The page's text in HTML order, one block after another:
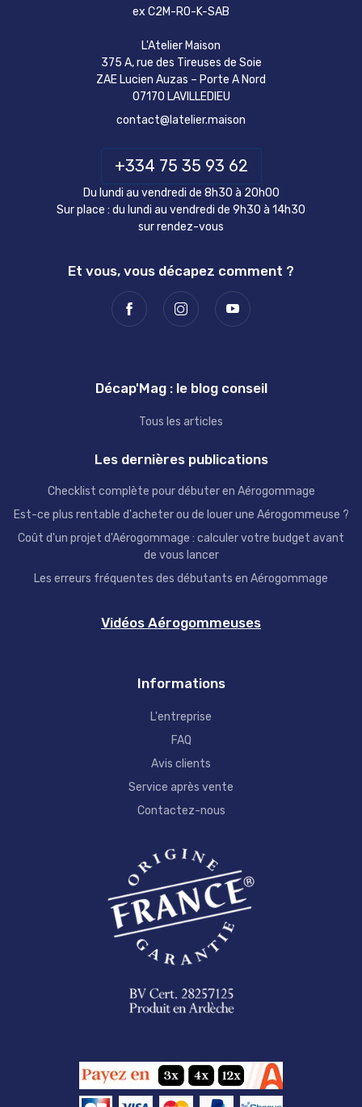
ex C2M-RO-K-SAB
L'Atelier Maison
375 A, rue des Tireuses de Soie
ZAE Lucien Auzas – Porte A Nord
07170 LAVILLEDIEU
contact@latelier.maison
+334 75 35 93 62
Du lundi au vendredi de 8h30 à 20h00
Sur place : du lundi au vendredi de 9h30 à 14h30
sur rendez-vous
Et vous, vous décapez comment ?
Décap'Mag : le blog conseil
Tous les articles
Les dernières publications
Checklist complète pour débuter en Aérogommage
Est-ce plus rentable d'acheter ou de louer une Aérogommeuse ?
Coût d'un projet d'Aérogommage : calculer votre budget avant
de vous lancer
Les erreurs fréquentes des débutants en Aérogommage
Vidéos Aérogommeuses
Informations
L'entreprise
FAQ
Avis clients
Service après vente
Contactez-nous